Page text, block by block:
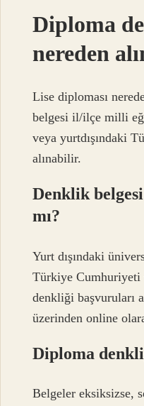
Diploma
nereden
Lise diploması
belgesi il/ilçe milli
veya yurtdışındaki
alınabilir.
Denklik
mı?
Yurt dışındaki
Türkiye Cumhuriyeti
denkliği başvuruları
üzerinden online
Diploma
Belgeler eksiksizse,